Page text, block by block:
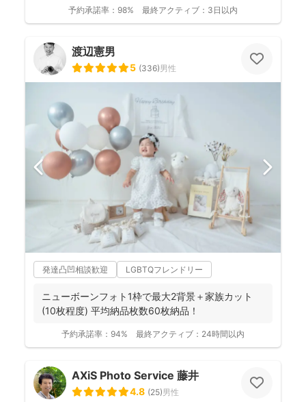
予約承諾率： 98% 最終アクティブ： 3日以内
渡辺憲男
5 (336)男性
発達凸凹相談歓迎 LGBTQフレンドリー
ニューボーンフォト1枠で最大2背景＋家族カット
(10枚程度) 平均納品枚数60枚納品！
予約承諾率： 94% 最終アクティブ： 24時間以内
AXiS Photo Service 藤井
4.8 (25)男性